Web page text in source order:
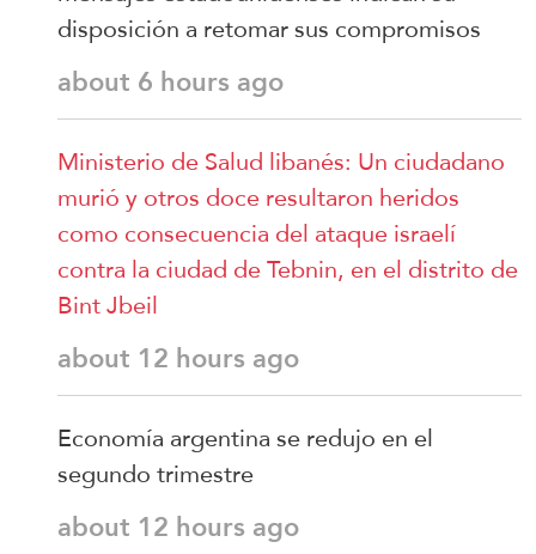
disposición a retomar sus compromisos
about 6 hours ago
Ministerio de Salud libanés: Un ciudadano
murió y otros doce resultaron heridos
como consecuencia del ataque israelí
contra la ciudad de Tebnin, en el distrito de
Bint Jbeil
about 12 hours ago
Economía argentina se redujo en el
segundo trimestre
about 12 hours ago